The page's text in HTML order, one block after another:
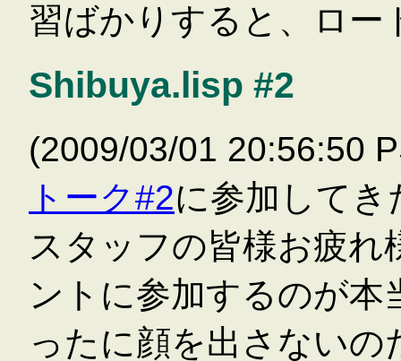
習ばかりすると、ロ
Shibuya.lisp #2
(2009/03/01 20:56:50
トーク#2に参加して
スタッフの皆様お疲
ントに参加するのが
ったに顔を出さない